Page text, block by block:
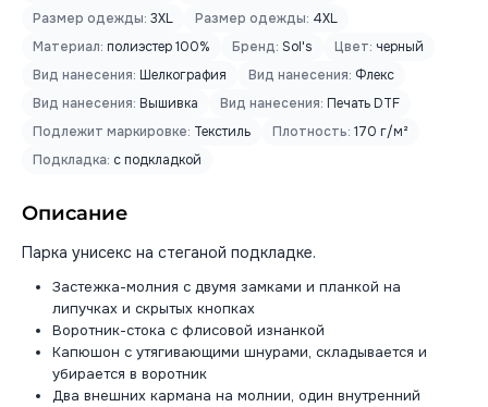
Размер одежды: 3XL Размер одежды: 4XL
Материал: полиэстер 100% Бренд: Sol's Цвет: черный
Вид нанесения: Шелкография Вид нанесения: Флекс
Вид нанесения: Вышивка Вид нанесения: Печать DTF
Подлежит маркировке: Текстиль Плотность: 170 г/м²
Подкладка: с подкладкой
Описание
Парка унисекс на стеганой подкладке.
Застежка-молния с двумя замками и планкой на
липучках и скрытых кнопках
Воротник-стока с флисовой изнанкой
Капюшон с утягивающими шнурами, складывается и
убирается в воротник
Два внешних кармана на молнии, один внутренний